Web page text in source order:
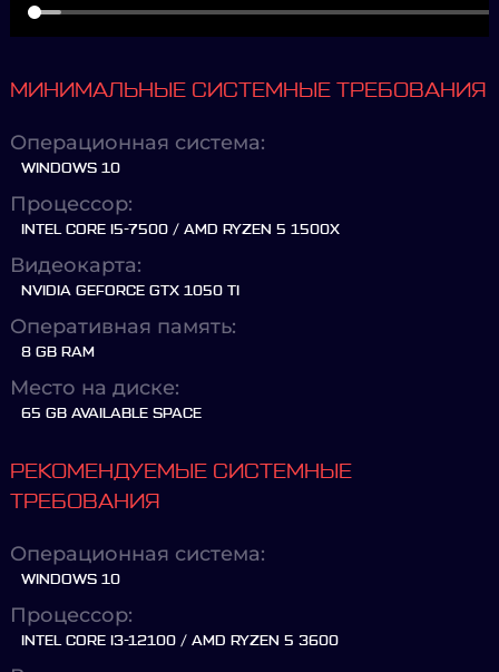
МИНИМАЛЬНЫЕ СИСТЕМНЫЕ ТРЕБОВАНИЯ
Операционная система:
WINDOWS 10
Процессор:
INTEL CORE I5-7500 / AMD RYZEN 5 1500X
Видеокарта:
NVIDIA GEFORCE GTX 1050 TI
Оперативная память:
8 GB RAM
Место на диске:
65 GB AVAILABLE SPACE
РЕКОМЕНДУЕМЫЕ СИСТЕМНЫЕ
ТРЕБОВАНИЯ
Операционная система:
WINDOWS 10
Процессор:
INTEL CORE I3-12100 / AMD RYZEN 5 3600